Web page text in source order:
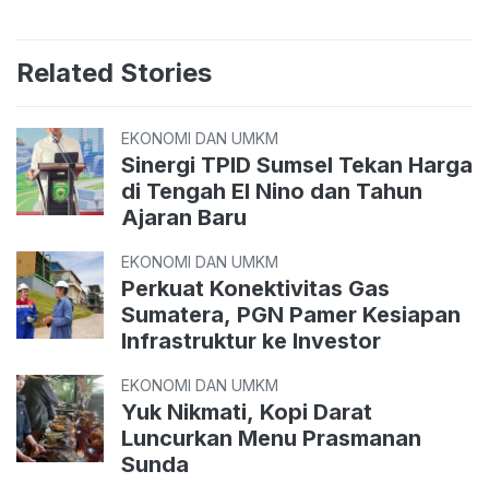
Related Stories
EKONOMI DAN UMKM
Sinergi TPID Sumsel Tekan Harga
di Tengah El Nino dan Tahun
Ajaran Baru
EKONOMI DAN UMKM
Perkuat Konektivitas Gas
Sumatera, PGN Pamer Kesiapan
Infrastruktur ke Investor
EKONOMI DAN UMKM
Yuk Nikmati, Kopi Darat
Luncurkan Menu Prasmanan
Sunda